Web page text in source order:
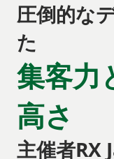
圧倒的な
た
集客力
高さ
主催者RX